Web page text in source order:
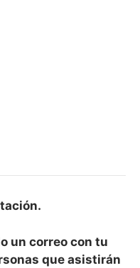
un correo con tu
que asistirán